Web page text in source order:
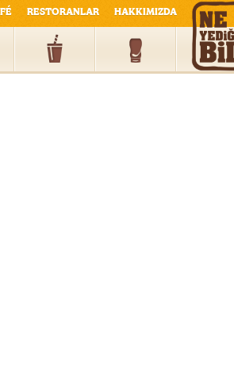
RESTORANLAR HAKKIMIZDA